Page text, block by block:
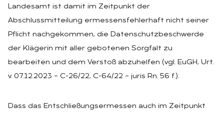
Landesamt ist damit im Zeitpunkt der
Abschlussmitteilung ermessensfehlerhaft nicht seiner
Pflicht nachgekommen, die Datenschutzbeschwerde
der Klägerin mit aller gebotenen Sorgfalt zu
bearbeiten und dem Verstoß abzuhelfen (vgl. EuGH, Urt.
v. 07.12.2023 – C-26/22, C-64/22 – juris Rn. 56 f.).
Dass das Entschließungsermessen auch im Zeitpunkt